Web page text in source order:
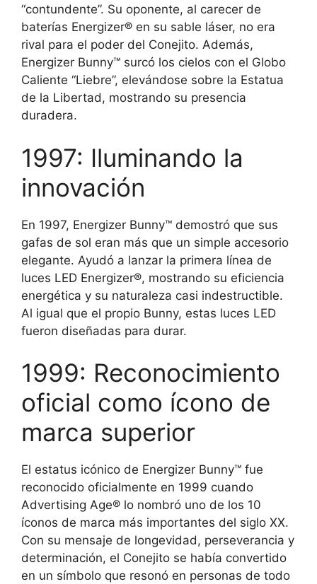
“contundente”. Su oponente, al carecer de
baterías Energizer® en su sable láser, no era
rival para el poder del Conejito. Además,
Energizer Bunny™ surcó los cielos con el Globo
Caliente “Liebre”, elevándose sobre la Estatua
de la Libertad, mostrando su presencia
duradera.
1997: Iluminando la
innovación
En 1997, Energizer Bunny™ demostró que sus
gafas de sol eran más que un simple accesorio
elegante. Ayudó a lanzar la primera línea de
luces LED Energizer®, mostrando su eficiencia
energética y su naturaleza casi indestructible.
Al igual que el propio Bunny, estas luces LED
fueron diseñadas para durar.
1999: Reconocimiento
oficial como ícono de
marca superior
El estatus icónico de Energizer Bunny™ fue
reconocido oficialmente en 1999 cuando
Advertising Age® lo nombró uno de los 10
íconos de marca más importantes del siglo XX.
Con su mensaje de longevidad, perseverancia y
determinación, el Conejito se había convertido
en un símbolo que resonó en personas de todo